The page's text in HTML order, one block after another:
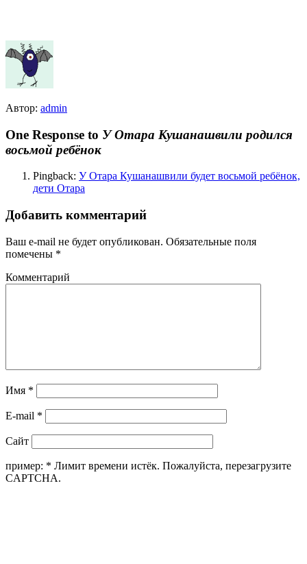
Автор: admin
One Response to У Отара Кушанашвили родился
восьмой ребёнок
Pingback: У Отара Кушанашвили будет восьмой ребёнок,
дети Отара
Добавить комментарий
Ваш e-mail не будет опубликован. Обязательные поля
помечены *
Комментарий
Имя *
E-mail *
Сайт
пример: * Лимит времени истёк. Пожалуйста, перезагрузите
CAPTCHA.